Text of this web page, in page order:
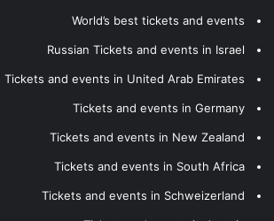
World’s best tickets and events
Russian Tickets and events in Israel
Tickets and events in United Arab Emirates
Tickets and events in Germany
Tickets and events in New Zealand
Tickets and events in South Africa
Tickets and events in Schweizerland